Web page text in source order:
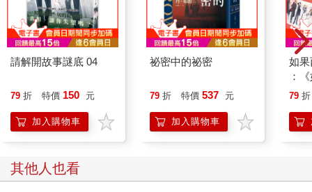
然心甘情地願掏錢購買」。您很難找到比這更賺錢的生意了。
鎖定消費者的「崇拜」心理
人們總是會嚮往比自己高一階的生活，對一般大眾而言，有
錢人或上流階級便是他們的崇拜對象。
俗話說「釣個金龜婿」，人類很少會崇拜比自己地位低、比
自己財產少的人。雖然金錢並非一切，但我們無法否認上流階級
對「流行品」的影響力。這種對上流階級的崇拜心理在女性中尤
其明顯，而男性之中，對高雅、奢華，甚至貴族感的喜愛也所在
多有。
因此，我會利用這種崇拜心理，先在富人圈內帶動某種高級
進口飾品的流行。假設崇尚富人生活的中產階級人數是富人的兩
請解開故事謎底 04
79 折 特價 150 元
加入購物車
祕密中的祕密
79 折 特價 537 元
加入購物車
如
：
喵
79 折
其他人也看